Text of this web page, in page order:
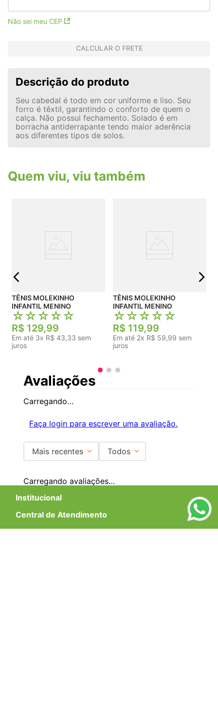
Não sei meu CEP
CALCULAR O FRETE
Descrição do produto
Seu cabedal é todo em cor uniforme e liso. Seu
forro é têxtil, garantindo o conforto de quem o
calça. Não possui fechamento. Solado é em
borracha antiderrapante tendo maior aderência
aos diferentes tipos de solos.
Quem viu, viu também
TÊNIS MOLEKINHO
INFANTIL MENINO
☆☆☆☆☆
R$ 129,99
Em até 3x R$ 43,33 sem
juros
TÊNIS MOLEKINHO
INFANTIL MENINO
☆☆☆☆☆
R$ 119,99
Em até 2x R$ 59,99 sem
juros
Avaliações
Carregando…
Faça login para escrever uma avaliação.
Mais recentes Todos
Carregando avaliações…
Institucional
+
Central de Atendimento +